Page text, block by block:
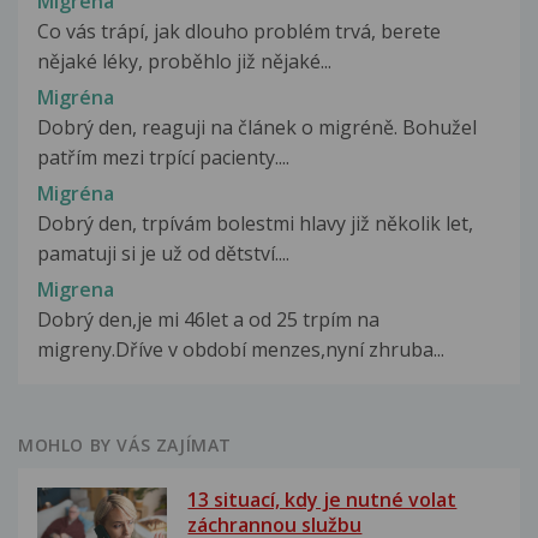
Co vás trápí, jak dlouho problém trvá, berete
nějaké léky, proběhlo již nějaké...
Migréna
Dobrý den, reaguji na článek o migréně. Bohužel
patřím mezi trpící pacienty....
Migréna
Dobrý den, trpívám bolestmi hlavy již několik let,
pamatuji si je už od dětství....
Migrena
Dobrý den,je mi 46let a od 25 trpím na
migreny.Dříve v období menzes,nyní zhruba...
MOHLO BY VÁS ZAJÍMAT
13 situací, kdy je nutné volat
záchrannou službu